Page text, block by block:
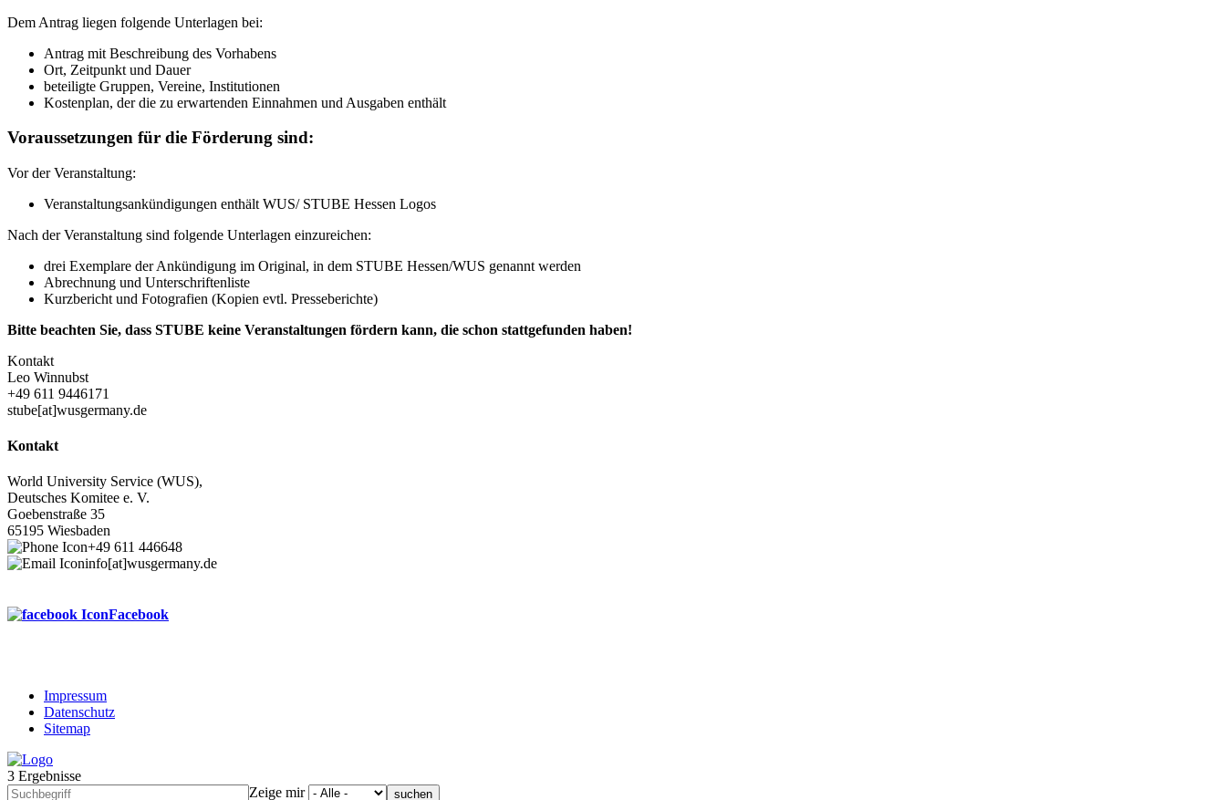
Dem Antrag liegen folgende Unterlagen bei:
Antrag mit Beschreibung des Vorhabens
Ort, Zeitpunkt und Dauer
beteiligte Gruppen, Vereine, Institutionen
Kostenplan, der die zu erwartenden Einnahmen und Ausgaben enthält
Voraussetzungen für die Förderung sind:
Vor der Veranstaltung:
Veranstaltungsankündigungen enthält WUS/ STUBE Hessen Logos
Nach der Veranstaltung sind folgende Unterlagen einzureichen:
drei Exemplare der Ankündigung im Original, in dem STUBE Hessen/WUS genannt werden
Abrechnung und Unterschriftenliste
Kurzbericht und Fotografien (Kopien evtl. Presseberichte)
Bitte beachten Sie, dass STUBE keine Veranstaltungen fördern kann, die schon stattgefunden haben!
Kontakt
Leo Winnubst
+49 611 9446171
stube[at]wusgermany.de
Kontakt
World University Service (WUS),
Deutsches Komitee e. V.
Goebenstraße 35
65195 Wiesbaden
+49 611 446648
info[at]wusgermany.de
Facebook
Footer
menu
Impressum
Datenschutz
Sitemap
3 Ergebnisse
Zeige mir